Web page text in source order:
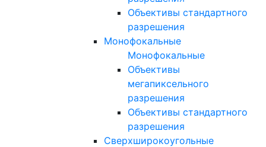
Объективы стандартного
разрешения
Монофокальные
Монофокальные
Объективы
мегапиксельного
разрешения
Объективы стандартного
разрешения
Сверхширокоугольные